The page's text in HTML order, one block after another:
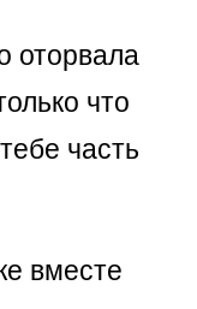
оторвала
что
часть
вместе